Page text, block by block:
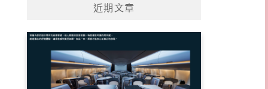
近期文章